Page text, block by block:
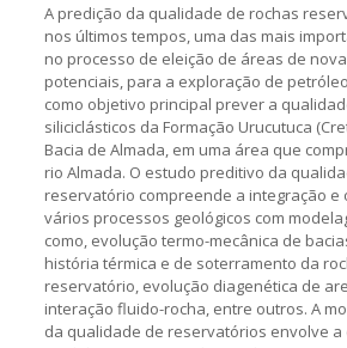
A predição da qualidade de rochas
nos últimos tempos, uma das mais
no processo de eleição de áreas de
potenciais, para a exploração de
como objetivo principal prever a
siliciclásticos da Formação Urucutuca
Bacia de Almada, em uma área que
rio Almada. O estudo preditivo da
reservatório compreende a integração e
vários processos geológicos com
como, evolução termo-mecânica de
história térmica e de soterramento da
reservatório, evolução diagenética de
interação fluido-rocha, entre outros. A
da qualidade de reservatórios envolve a